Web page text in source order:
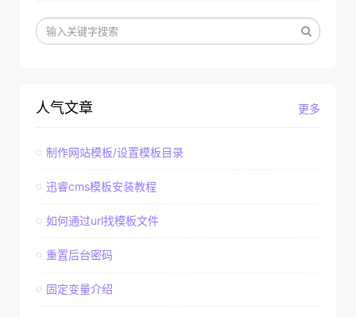
更多
人气文章
制作网站模板/设置模板目录
迅睿cms模板安装教程
如何通过url找模板文件
重置后台密码
固定变量介绍